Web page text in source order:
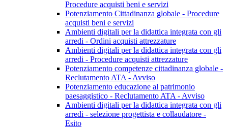
Procedure acquisti beni e servizi
Potenziamento Cittadinanza globale - Procedure
acquisti beni e servizi
Ambienti digitali per la didattica integrata con gli
arredi - Ordini acquisti attrezzature
Ambienti digitali per la didattica integrata con gli
arredi - Procedure acquisti attrezzature
Potenziamento competenze cittadinanza globale -
Reclutamento ATA - Avviso
Potenziamento educazione al patrimonio
paesaggistico - Reclutamento ATA - Avviso
Ambienti digitali per la didattica integrata con gli
arredi - selezione progettista e collaudatore -
Esito